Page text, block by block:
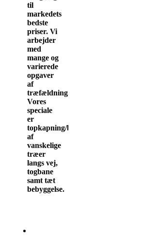
til
markedets
bedste
priser. Vi
arbejder
med
mange og
varierede
opgaver
af
træfældning.
Vores
speciale
er
topkapning/beskæring
af
vanskelige
træer
langs vej,
togbane
samt tæt
bebyggelse.